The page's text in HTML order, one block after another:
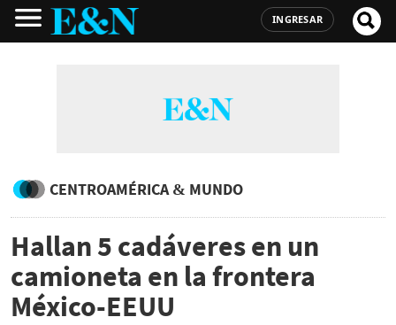
INGRESAR
CENTROAMÉRICA & MUNDO
Hallan 5 cadáveres en un
camioneta en la frontera
México-EEUU